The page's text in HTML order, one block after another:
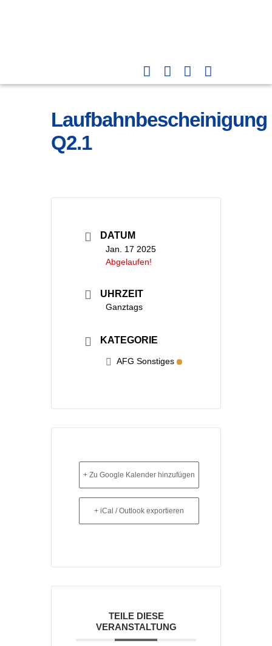
Laufbahnbescheinigung
Q2.1
DATUM
Jan. 17 2025
Abgelaufen!
UHRZEIT
Ganztags
KATEGORIE
AFG Sonstiges
+ Zu Google Kalender hinzufügen
+ iCal / Outlook exportieren
TEILE DIESE
VERANSTALTUNG